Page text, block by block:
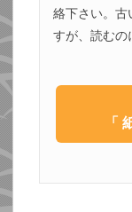
絡下さい。古
すが、読むの
「